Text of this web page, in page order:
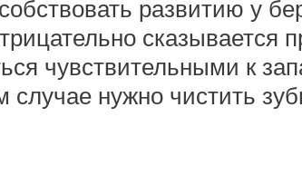
развитию у
сказывается
чувствительными к
случае нужно чистить